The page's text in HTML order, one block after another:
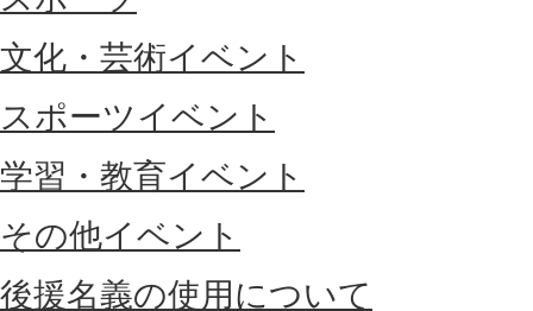
文化・芸術イベント
スポーツイベント
学習・教育イベント
その他イベント
後援名義の使用について